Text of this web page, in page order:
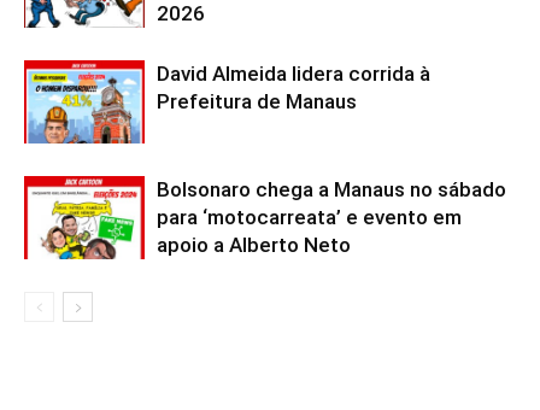
2026
David Almeida lidera corrida à
Prefeitura de Manaus
Bolsonaro chega a Manaus no sábado
para ‘motocarreata’ e evento em
apoio a Alberto Neto